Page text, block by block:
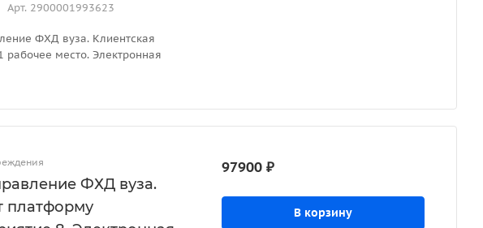
Арт. 2900001993623
ФХД вуза. Клиентская
рабочее место. Электронная
ФХД вуза.
платформу
97900 ₽
В корзину